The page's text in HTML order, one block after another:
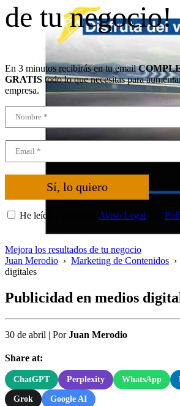
de tu negocio!
En 3 minutos recibirás en tu email
GRATIS todo lo que necesitas para
empresa.
Sí, lo quiero
He leído y acepto el Aviso Legal
Mejora los resultados de tu negocio
Juan Merodio › Marketing de Contenidos ›
digitales
Publicidad en medios
30 de abril | PorJuan Merodio
Share at:
ChatGPT Perplexity WhatsApp
Grok Google AI